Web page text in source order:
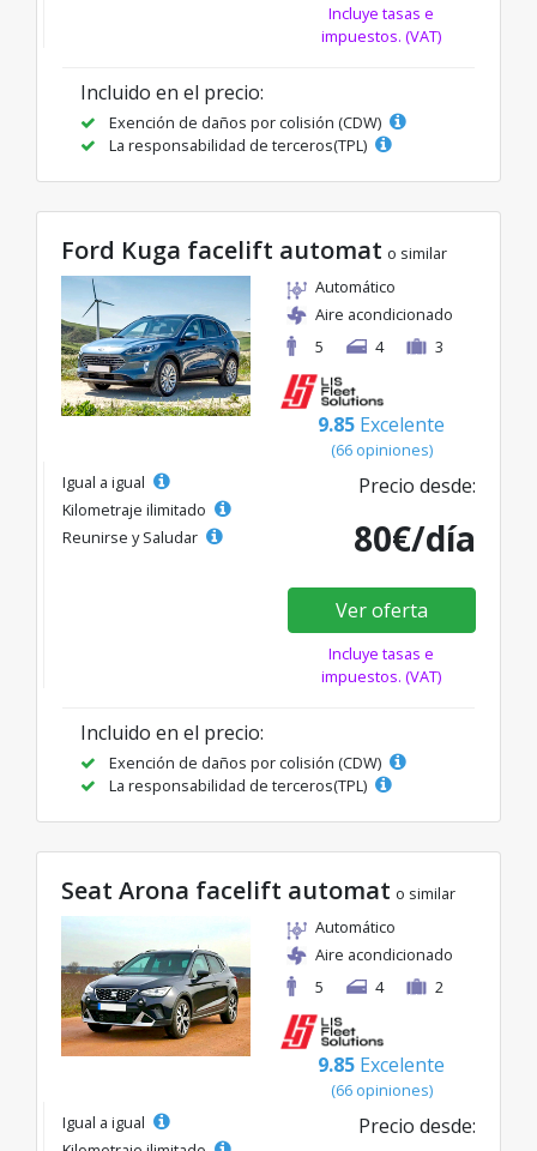
Incluye tasas e
impuestos. (VAT)
Incluido en el precio:
Exención de daños por colisión (CDW)
La responsabilidad de terceros(TPL)
Ford Kuga facelift automat o similar
Automático
Aire acondicionado
5
4 3
9.85 Excelente
(66 opiniones)
Igual a igual
Kilometraje ilimitado
Reunirse y Saludar
Precio desde:
80€/día
Ver oferta
Incluye tasas e
impuestos. (VAT)
Incluido en el precio:
Exención de daños por colisión (CDW)
La responsabilidad de terceros(TPL)
Seat Arona facelift automat o similar
Automático
Aire acondicionado
5
4 2
9.85 Excelente
(66 opiniones)
Igual a igual
Precio desde: